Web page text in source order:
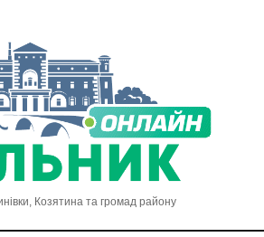
Козятина та громад району